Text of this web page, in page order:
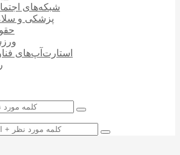
شبکه‌های
پزشکی و
استارت‌آپ‌های